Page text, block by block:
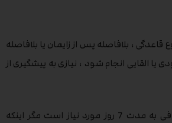
از شروع قاعدگی ، بلافاصله پس از زایمان یا بلافاصله
القایی انجام شود ، نیازی به پیشگیری از
پیشگیری از بارداری اضافی به مدت 7 روز مورد نیاز است مگر اینکه